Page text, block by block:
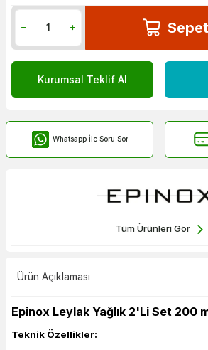
Kurumsal Teklif Al
Whatsapp İle Soru Sor
Tüm Ürünleri Gör
Ürün Açıklaması
Epinox Leylak Yağlık 2'Li Set 200
Teknik Özellikler: